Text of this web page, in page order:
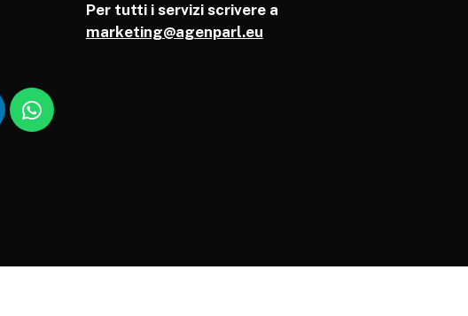
Per tutti i servizi scrivere a
marketing@agenparl.eu